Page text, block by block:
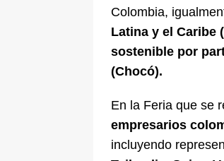
Colombia,
Latina y el Caribe
sostenible por
(Chocó).
En la Feria que se
empresarios
incluyendo